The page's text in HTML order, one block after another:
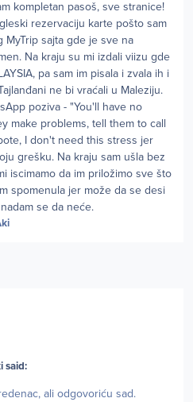
kompletan pasoš, sve stranice!
rezervaciju karte pošto sam
sajta gde je sve na
Na kraju su mi izdali viizu gde
pa sam im pisala i zvala ih i
ne bi vraćali u Maleziju.
poziva - "You'll have no
make problems, tell them to call
I don't need this stress jer
grešku. Na kraju sam ušla bez
iscimamo da im priložimo sve što
spomenula jer može da se desi
se da neće.
said:
ali odgovoriću sad.